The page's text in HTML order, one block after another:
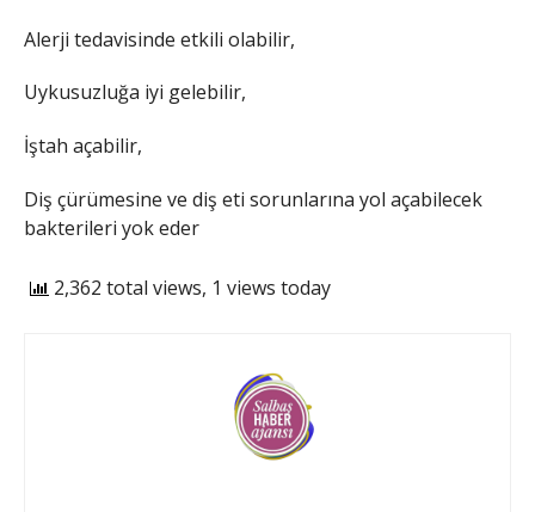
Alerji tedavisinde etkili olabilir,
Uykusuzluğa iyi gelebilir,
İştah açabilir,
Diş çürümesine ve diş eti sorunlarına yol açabilecek
bakterileri yok eder
2,362 total views, 1 views today